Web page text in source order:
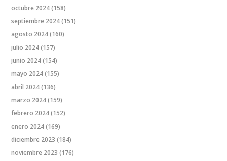
octubre 2024(158)
septiembre 2024(151)
agosto 2024(160)
julio 2024(157)
junio 2024(154)
mayo 2024(155)
abril 2024(136)
marzo 2024(159)
febrero 2024(152)
enero 2024(169)
diciembre 2023 (184)
noviembre 2023 (176)